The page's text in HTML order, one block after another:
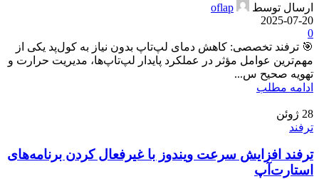
ارسال توسط
oflap
2025-07-20
0
🎯 ترفند تخصصی: کاهش دمای لپ‌تاپ بدون نیاز به کول‌پد یکی از
مهم‌ترین عوامل مؤثر در عملکرد پایدار لپ‌تاپ‌ها، مدیریت حرارت و
تهویه صحیح س...
ادامه مطلب
28 ژوئن
ترفند
ترفند افزایش سرعت ویندوز با غیرفعال کردن برنامه‌های
استارت‌آپ